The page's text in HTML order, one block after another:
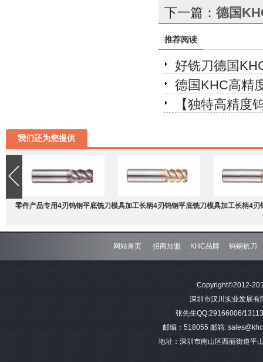
下一篇： 德国
推荐阅读
好铣刀德国
德国KHC高精
【独特高精度
我们还为您提供
零件产品专用4刃钨钢平底铣刀模具加工长柄4刃钨钢平底铣刀模具加工长柄4刃
钢平底
网站首页 招商加盟 KHC品牌 钨钢铣刀
Copyright©2012-
深圳市汉川实业发展
张先生QQ:29166006/
邮编：518055 邮箱:
地址：深圳市南山区西丽街道平